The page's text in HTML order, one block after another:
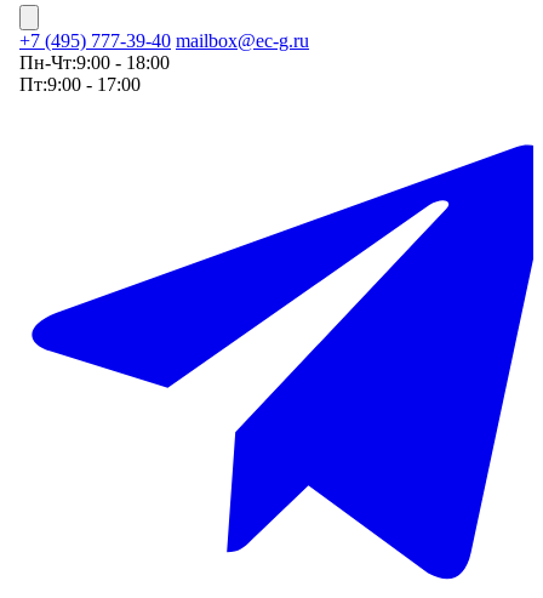
+7 (495) 777-39-40 mailbox@ec-g.ru
Пн-Чт:9:00 - 18:00
Пт:9:00 - 17:00